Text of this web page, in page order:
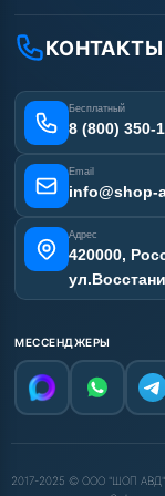
Статьи
Лизинг
Получить
Ремонт АВД
Сертификаты
Отзывы
Карта сайта
КОНТАКТЫ
Бесплатный
8 (800) 350-
Email
info@shop-
Адрес
420000,
МЕССЕНДЖЕРЫ
2017-2025 © ООО "ШОП АВД".